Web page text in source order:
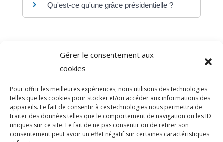
Gérer le consentement aux
cookies
Pour offrir les meilleures expériences, nous utilisons des technologies
telles que les cookies pour stocker et/ou accéder aux informations des
appareils. Le fait de consentir à ces technologies nous permettra de
traiter des données telles que le comportement de navigation ou les ID
uniques sur ce site. Le fait de ne pas consentir ou de retirer son
consentement peut avoir un effet négatif sur certaines caractéristiques
Qu'est-ce qu'une grâce présidentielle ?
Direction de l'information légale et administrative
comarquage developpé par